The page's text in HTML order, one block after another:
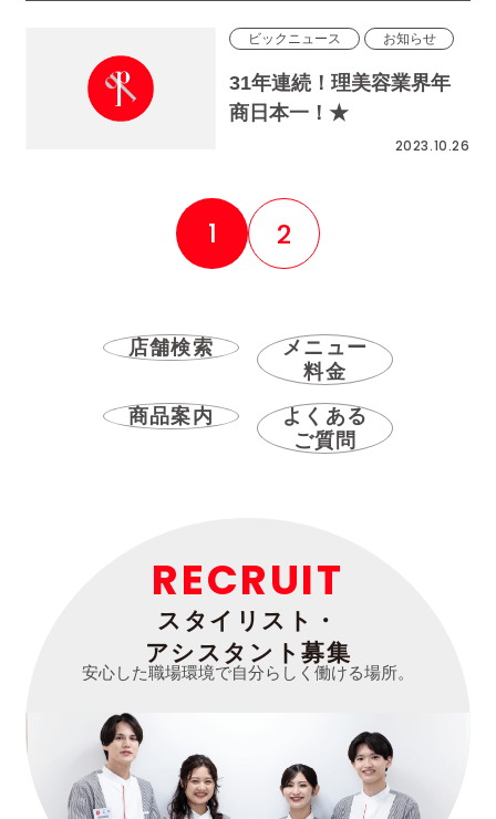
ビックニュース お知らせ
2023.10.26
31年連続！理美容業界年
商日本一！★
1 2
店舗検索
メニュー
料金
商品案内
よくある
ご質問
RECRUIT
スタイリスト・
アシスタント募集
安心した職場環境で自分らしく働ける場所。